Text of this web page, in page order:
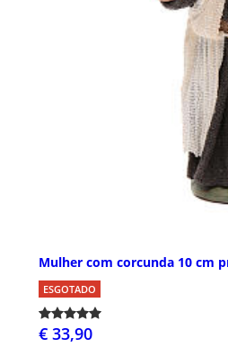
Mulher com corcunda 10 cm
ESGOTADO
€ 33,90